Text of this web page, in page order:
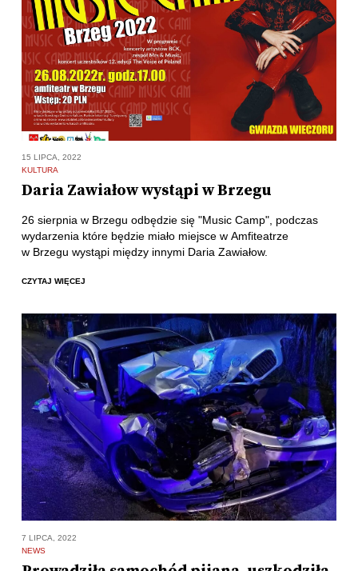
15 LIPCA, 2022
KULTURA
Daria Zawiałow wystąpi w Brzegu
26 sierpnia w Brzegu odbędzie się "Music Camp", podczas
wydarzenia które będzie miało miejsce w Amfiteatrze
w Brzegu wystąpi między innymi Daria Zawiałow.
CZYTAJ WIĘCEJ
7 LIPCA, 2022
NEWS